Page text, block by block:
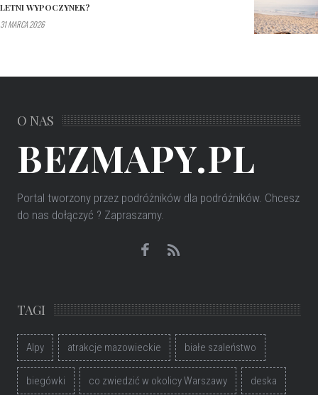
LETNI WYPOCZYNEK?
31 MARCA 2026
O NAS
BEZMAPY.PL
Portal tworzony przez podróżników dla podróżników. Chcesz
do nas dołączyć ? Zapraszamy.
TAGI
Alpy atrakcje mazowieckie białe szaleństwo
biegówki co zwiedzić w okolicy Warszawy deska